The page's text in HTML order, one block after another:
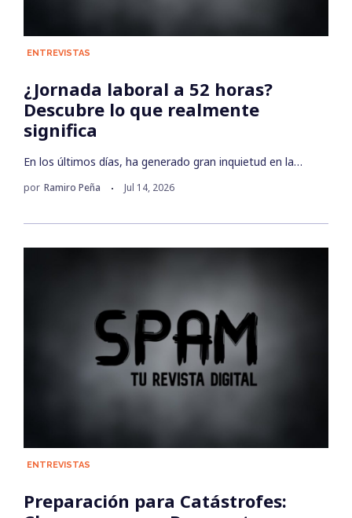
ENTREVISTAS
¿Jornada laboral a 52 horas?
Descubre lo que realmente
significa
En los últimos días, ha generado gran inquietud en la…
por Ramiro Peña Jul 14, 2026
ENTREVISTAS
Preparación para Catástrofes: